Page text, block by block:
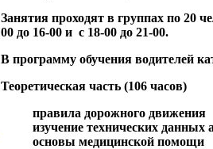
Занятия проходят в группах по 20
00 до 16-00 и с 18-00 до 21-00.
В программу обучения водителей
Теоретическая часть (106 часов)
правила дорожного движения
изучение технических данных
основы медицинской помощи